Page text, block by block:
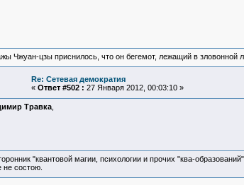
Чжуан-цзы приснилось, что он бегемот, лежащий в
Re: Сетевая демократия
« Ответ #502 : 27 Января 2012, 00:03:10 »
Травка,
"квантовой магии, психологии и прочих "ква-
не состою.